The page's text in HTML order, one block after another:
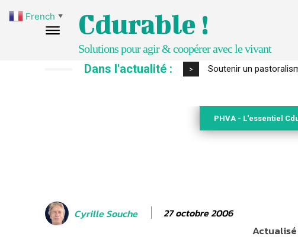
Cdurable !
Solutions pour agir & coopérer avec le vivant
Dans l'actualité : > S’inspirer de l’arbre
PHVA - L'essentiel
Cyrille Souche 27 octobre 2006
French ▼